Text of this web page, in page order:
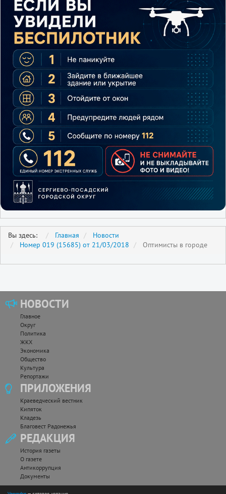
Вы здесь: Главная
Новости
Номер 019 (15685) от 21/03/2018
Оптимисты в городе
НОВОСТИ
Главное
Округ
Политика
ЖКХ
Экономика
Общество
Культура
Репортажи
ПРИЛОЖЕНИЯ
Краеведческий вестник
Кипяток
Кладезь
Благовест Радонежья
РЕДАКЦИЯ
История газеты
О газете
Антикоррупция
Документы